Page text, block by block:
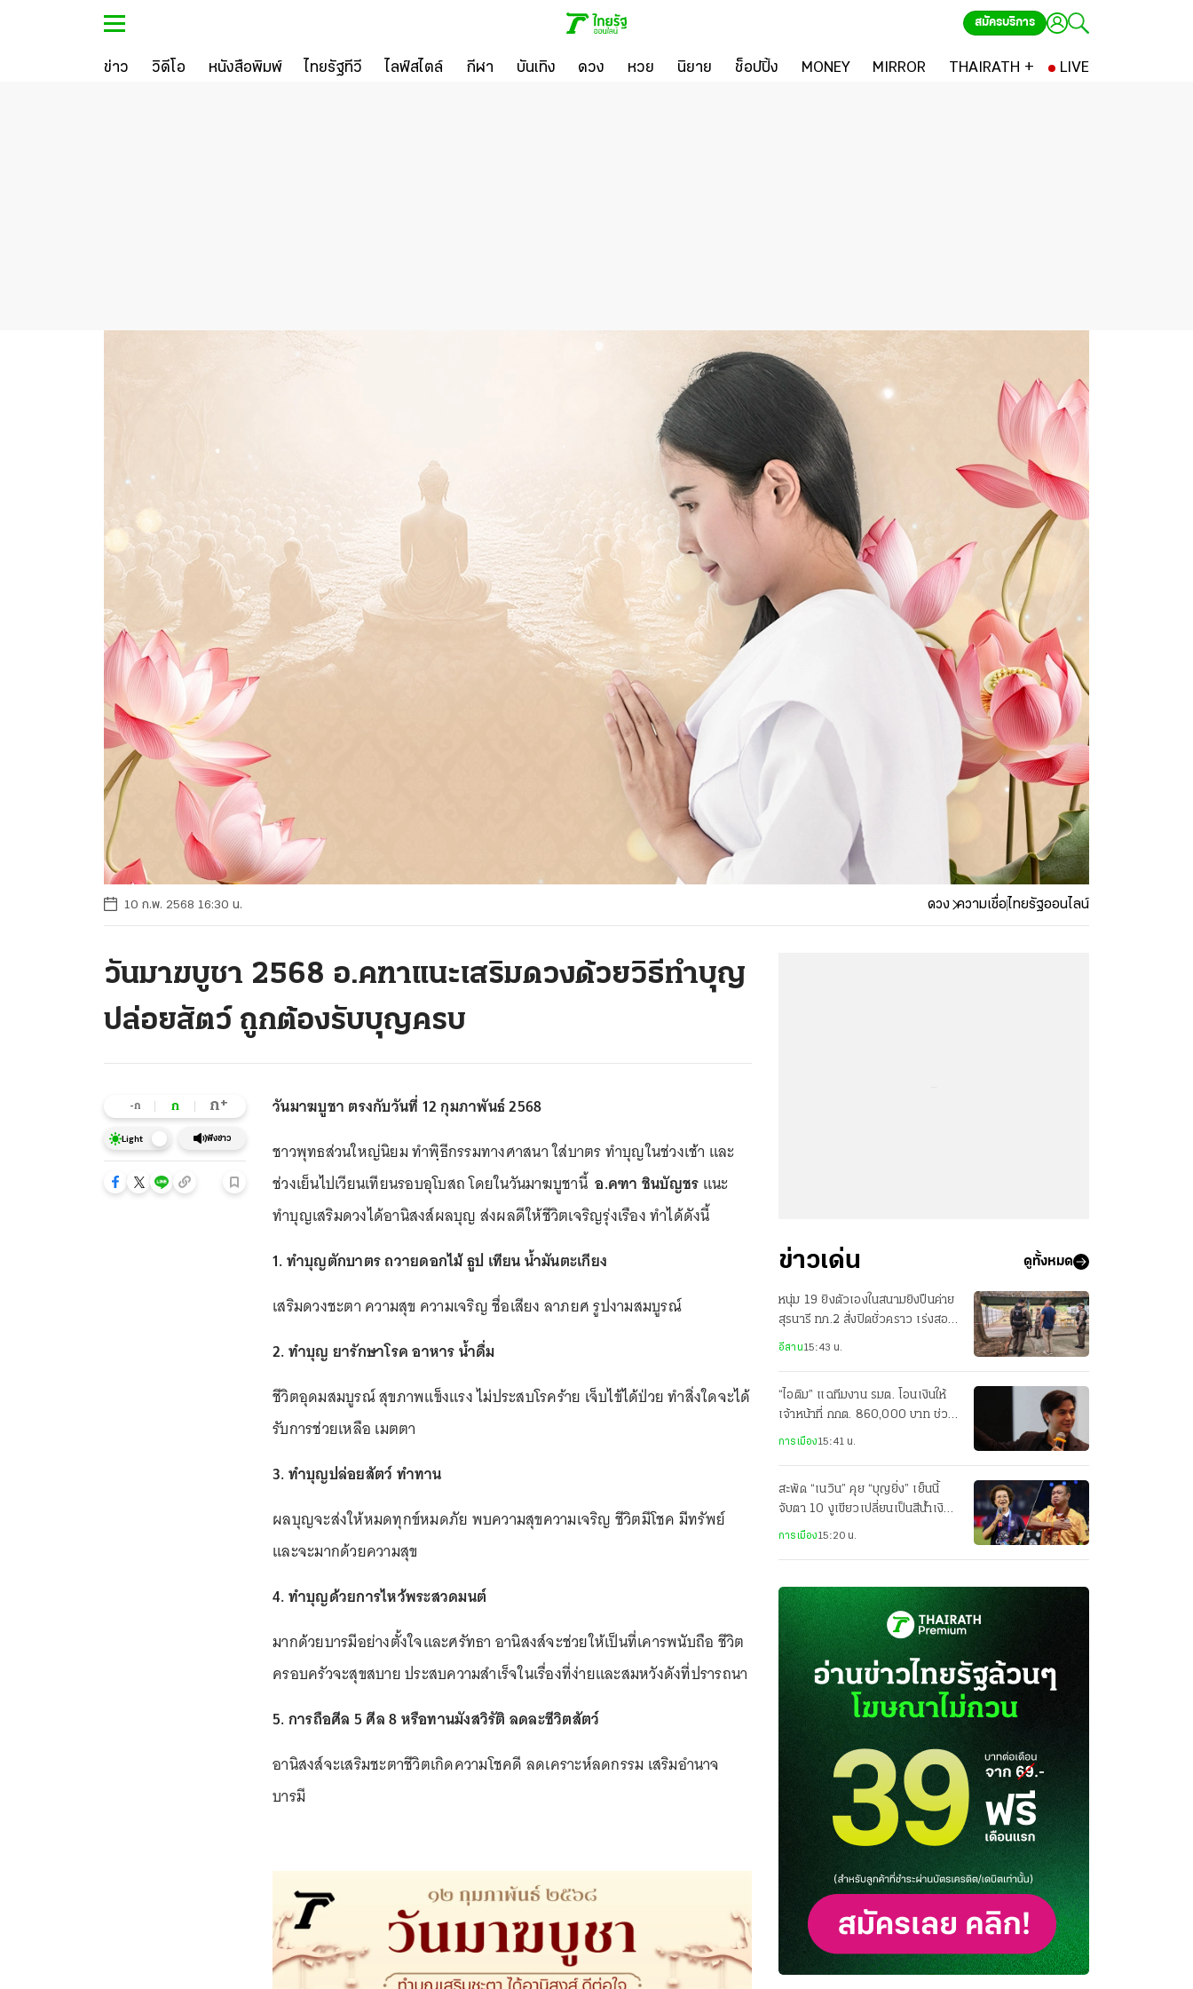
สมัครบริการ
ข่าว วิดีโอ หนังสือพิมพ์ ไทยรัฐทีวี ไลฟ์สไตล์ กีฬา บันเทิง ดวง หวย นิยาย ช็อปปิ้ง MONEY MIRROR THAIRATH + LIVE
10 ก.พ. 2568 16:30 น. ดวง ความเชื่อไทยรัฐออนไลน์
วันมาฆบูชา 2568 อ.คฑาแนะเสริมดวงด้วยวิธีทำบุญ
ปล่อยสัตว์ ถูกต้องรับบุญครบ
-ก ก ก+
Light ฟังข่าว
วันมาฆบูชา ตรงกับวันที่ 12 กุมภาพันธ์ 2568
ชาวพุทธส่วนใหญ่นิยม ทำพฺิธีกรรมทางศาสนา ใส่บาตร ทำบุญในช่วงเช้า และ
ช่วงเย็นไปเวียนเทียนรอบอุโบสถ โดยในวันมาฆบูชานี้อ.คฑา ชินบัญชร แนะ
ทำบุญเสริมดวงได้อานิสงส์ผลบุญ ส่งผลดีให้ชีวิตเจริญรุ่งเรือง ทำได้ดังนี้
1. ทำบุญตักบาตร ถวายดอกไม้ ธูป เทียน น้ำมันตะเกียง
เสริมดวงชะตา ความสุข ความเจริญ ชื่อเสียง ลาภยศ รูปงามสมบูรณ์
2. ทำบุญ ยารักษาโรค อาหาร น้ำดื่ม
ชีวิตอุดมสมบูรณ์ สุขภาพแข็งแรง ไม่ประสบโรคร้าย เจ็บไข้ได้ป่วย ทำสิ่งใดจะได้
รับการช่วยเหลือ เมตตา
3. ทำบุญปล่อยสัตว์ ทำทาน
ผลบุญจะส่งให้หมดทุกข์หมดภัย พบความสุขความเจริญ ชีวิตมีโชค มีทรัพย์
และจะมากด้วยความสุข
4. ทำบุญด้วยการไหว้พระสวดมนต์
มากด้วยบารมีอย่างตั้งใจและศรัทธา อานิสงส์จะช่วยให้เป็นที่เคารพนับถือ ชีวิต
ครอบครัวจะสุขสบาย ประสบความสำเร็จในเรื่องที่ง่ายและสมหวังดังที่ปรารถนา
5. การถือศีล 5 ศีล 8 หรือทานมังสวิรัติ ลดละชีวิตสัตว์
อานิสงส์จะเสริมชะตาชีวิตเกิดความโชคดี ลดเคราะห์ลดกรรม เสริมอำนาจ
บารมี
ข่าวเด่น ดูทั้งหมด
หนุ่ม 19 ยิงตัวเองในสนามยิงปืนค่าย
สุรนารี ทภ.2 สั่งปิดชั่วคราว เร่งสอบ
ข้อเท็จจริง
อีสาน15:43 น.
“ไอติม” แฉทีมงาน รมต. โอนเงินให้
เจ้าหน้าที่ กกต. 860,000 บาท ช่วง
เลือก สว. 2567
การเมือง15:41 น.
สะพัด “เนวิน” คุย “บุญยิ่ง” เย็นนี้
จับตา 10 งูเขียวเปลี่ยนเป็นสีน้ำเงิน
หรือไม่
การเมือง15:20 น.